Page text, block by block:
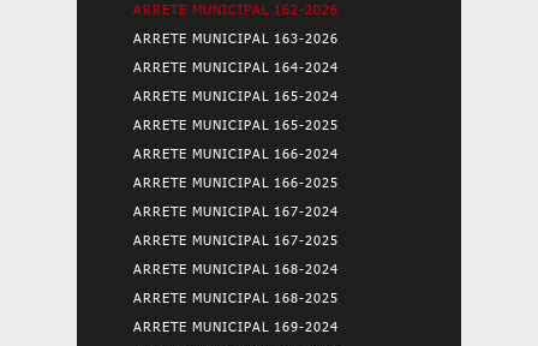
ARRETE MUNICIPAL 162-2026
ARRETE MUNICIPAL 163-2026
ARRETE MUNICIPAL 164-2024
ARRETE MUNICIPAL 165-2024
ARRETE MUNICIPAL 165-2025
ARRETE MUNICIPAL 166-2024
ARRETE MUNICIPAL 166-2025
ARRETE MUNICIPAL 167-2024
ARRETE MUNICIPAL 167-2025
ARRETE MUNICIPAL 168-2024
ARRETE MUNICIPAL 168-2025
ARRETE MUNICIPAL 169-2024